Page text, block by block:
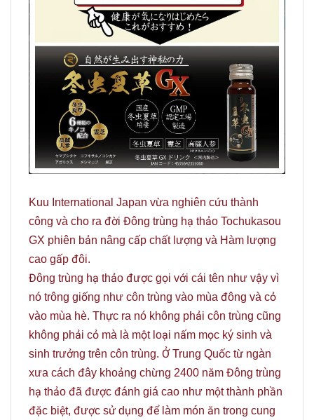
Kuu International Japan vừa nghiên cứu thành
công và cho ra đời Đông trùng hạ thảo Tochukasou
GX phiên bản nâng cấp chất lượng và Hàm lượng
cao gấp đôi.
Đông trùng hạ thảo được gọi với cái tên như vậy vì
nó trông giống như côn trùng vào mùa đông và cỏ
vào mùa hè. Thực ra nó không phải côn trùng cũng
không phải cỏ mà là một loại nấm mọc ký sinh và
sinh trưởng trên côn trùng. Ở Trung Quốc từ ngàn
xưa cách đây khoảng chừng 2400 năm Đông trùng
hạ thảo đã được đánh giá cao như một thành phần
đặc biệt, được sử dụng để làm món ăn trong cung